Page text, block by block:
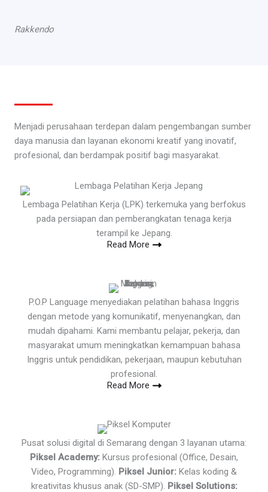
Rakkendo
Menjadi perusahaan terdepan dalam pengembangan sumber
daya manusia dan layanan ekonomi kreatif yang inovatif,
profesional, dan berdampak positif bagi masyarakat.
Lembaga Pelatihan Kerja (LPK) terkemuka yang berfokus
pada persiapan dan pemberangkatan tenaga kerja
terampil ke Jepang.
Read More
P.O.P Language menyediakan pelatihan bahasa Inggris
dengan metode yang komunikatif, menyenangkan, dan
mudah dipahami. Kami membantu pelajar, pekerja, dan
masyarakat umum meningkatkan kemampuan bahasa
Inggris untuk pendidikan, pekerjaan, maupun kebutuhan
profesional.
Read More
Pusat solusi digital di Semarang dengan 3 layanan utama:
Piksel Academy: Kursus profesional (Office, Desain,
Video, Programming). Piksel Junior: Kelas koding &
kreativitas khusus anak (SD-SMP). Piksel Solutions: